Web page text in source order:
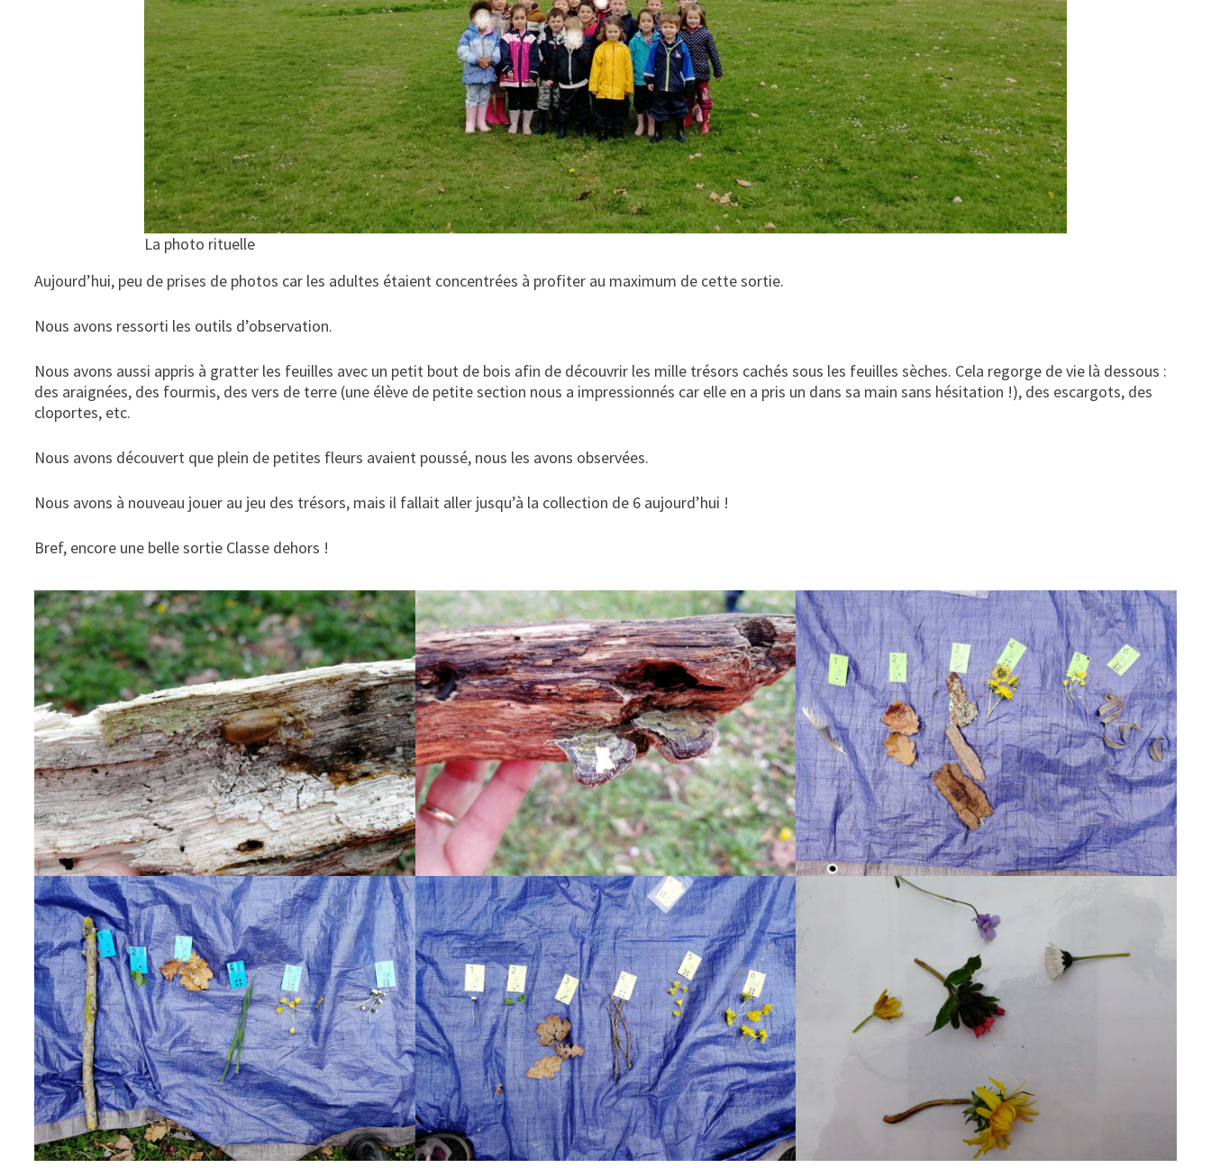
La photo rituelle
Aujourd’hui, peu de prises de photos car les adultes étaient concentrées à profiter au maximum de cette sortie.
Nous avons ressorti les outils d’observation.
Nous avons aussi appris à gratter les feuilles avec un petit bout de bois afin de découvrir les mille trésors cachés sous les feuilles sèches. Cela regorge de vie là dessous :
des araignées, des fourmis, des vers de terre (une élève de petite section nous a impressionnés car elle en a pris un dans sa main sans hésitation !), des escargots, des
cloportes, etc.
Nous avons découvert que plein de petites fleurs avaient poussé, nous les avons observées.
Nous avons à nouveau jouer au jeu des trésors, mais il fallait aller jusqu’à la collection de 6 aujourd’hui !
Bref, encore une belle sortie Classe dehors !